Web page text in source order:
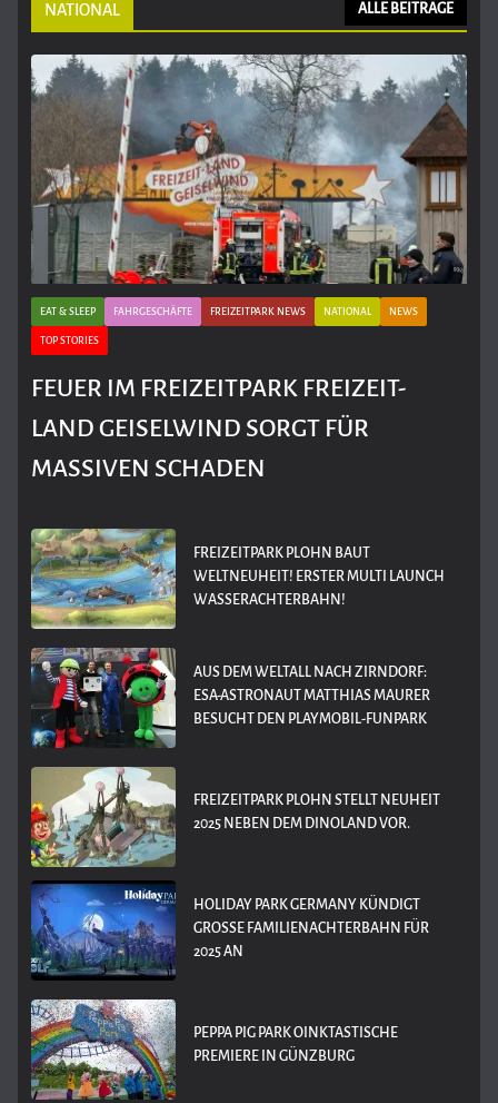
NATIONAL ALLE BEITRÄGE
EAT & SLEEP FAHRGESCHÄFTE FREIZEITPARK NEWS NATIONAL NEWS
TOP STORIES
FEUER IM FREIZEITPARK FREIZEIT-
LAND GEISELWIND SORGT FÜR
MASSIVEN SCHADEN
FREIZEITPARK PLOHN BAUT
WELTNEUHEIT! ERSTER MULTI LAUNCH
WASSERACHTERBAHN!
AUS DEM WELTALL NACH ZIRNDORF:
ESA-ASTRONAUT MATTHIAS MAURER
BESUCHT DEN PLAYMOBIL-FUNPARK
FREIZEITPARK PLOHN STELLT NEUHEIT
2025 NEBEN DEM DINOLAND VOR.
HOLIDAY PARK GERMANY KÜNDIGT
GROSSE FAMILIENACHTERBAHN FÜR 2
025 AN
PEPPA PIG PARK OINKTASTISCHE
PREMIERE IN GÜNZBURG